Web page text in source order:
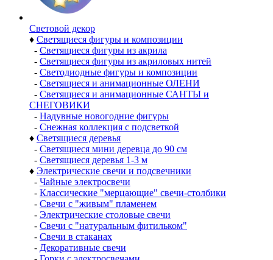
Световой декор
♦ Светящиеся фигуры и композиции
- Светящиеся фигуры из акрила
- Светящиеся фигуры из акриловых нитей
- Светодиодные фигуры и композиции
- Светящиеся и анимационные ОЛЕНИ
- Светящиеся и анимационные САНТЫ и
СНЕГОВИКИ
- Надувные новогодние фигуры
- Снежная коллекция с подсветкой
♦ Светящиеся деревья
- Светящиеся мини деревца до 90 см
- Светящиеся деревья 1-3 м
♦ Электрические свечи и подсвечники
- Чайные электросвечи
- Классические "мерцающие" свечи-столбики
- Свечи с "живым" пламенем
- Электрические столовые свечи
- Свечи с "натуральным фитильком"
- Свечи в стаканах
- Декоративные свечи